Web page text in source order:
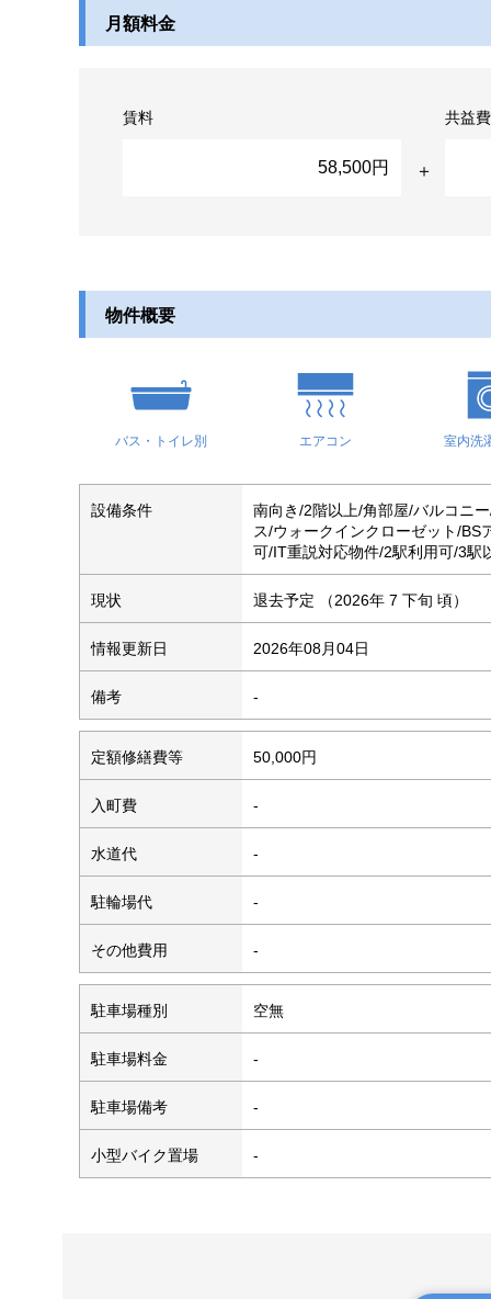
月額料金
賃料
58,500円
共益費
物件概要
バス・トイレ別 エアコン 室内洗
設備条件
南向き/2階以上/角部屋/バルコニ
ス/ウォークインクローゼット/
可/IT重説対応物件/2駅利用可/3駅
現状 退去予定 （2026年 7 下旬 頃）
情報更新日 2026年08月04日
備考 -
定額修繕費等 50,000円
入町費 -
水道代 -
駐輪場代 -
その他費用 -
駐車場種別 空無
駐車場料金 -
駐車場備考 -
小型バイク置場 -